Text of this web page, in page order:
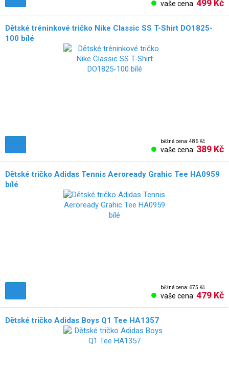
vaše cena: 499 Kč
Dětské tréninkové tričko Nike Classic SS T-Shirt DO1825-
100 bílé
běžná cena: 486 Kč
vaše cena: 389 Kč
Dětské tričko Adidas Tennis Aeroready Grahic Tee HA0959
bílé
běžná cena: 675 Kč
vaše cena: 479 Kč
Dětské tričko Adidas Boys Q1 Tee HA1357